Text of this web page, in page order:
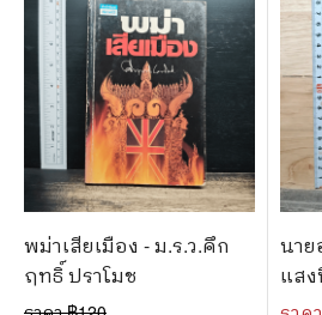
พม่าเสียเมือง - ม.ร.ว.คึก
ฤทธิ์ ปราโมช
นาย
แส